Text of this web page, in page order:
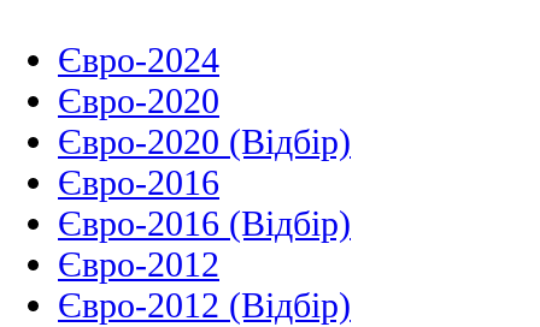
Євро-2024
Євро-2020
Євро-2020 (Відбір)
Євро-2016
Євро-2016 (Відбір)
Євро-2012
Євро-2012 (Відбір)